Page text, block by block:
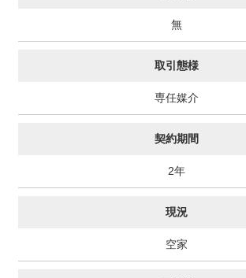
無
取引態様
専任媒介
契約期間
2年
現況
空家